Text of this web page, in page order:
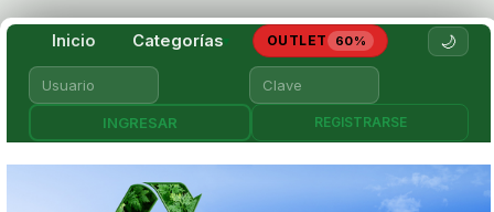
Inicio Categorías▾ OUTLET 60% 🌙
REGISTRARSE